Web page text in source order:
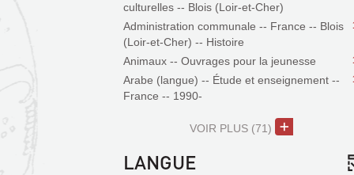
culturelles -- Blois (Loir-et-Cher)
Administration communale -- France -- Blois
(Loir-et-Cher) -- Histoire
Animaux -- Ouvrages pour la jeunesse
Arabe (langue) -- Étude et enseignement --
France -- 1990-
VOIR PLUS (71)
LANGUE